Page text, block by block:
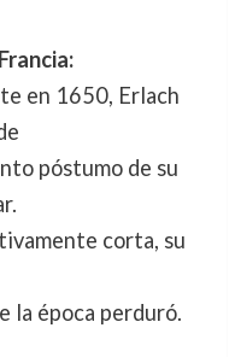
en 1650, Erlach
póstumo de su
corta, su
la época perduró.